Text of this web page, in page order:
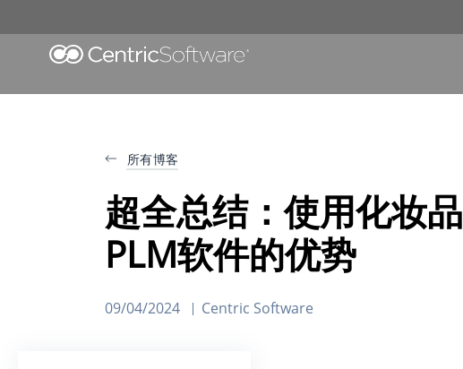
所有博客
超全总结：使用化妆品
PLM软件的优势
09/04/2024 Centric Software